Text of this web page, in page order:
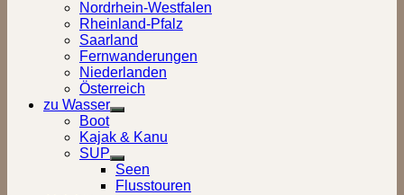
Nordrhein-Westfalen
Rheinland-Pfalz
Saarland
Fernwanderungen
Niederlanden
Österreich
zu Wasser
Show
sub
menu
Boot
Kajak & Kanu
SUP
Show
sub
Seen
Flusstouren